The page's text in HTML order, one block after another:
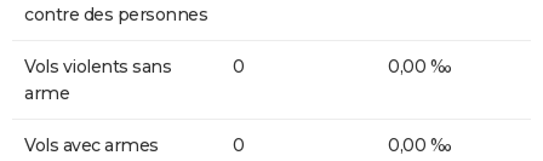
contre des personnes
Vols violents sans
arme
0 0,00 ‰
Vols avec armes 0 0,00 ‰